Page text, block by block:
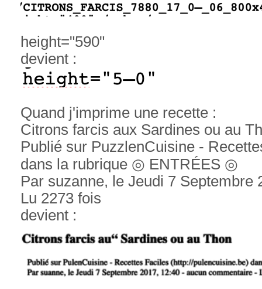
height="590"
devient :
Quand j'imprime une recette :
Citrons farcis aux Sardines ou au
Publié sur PuzzlenCuisine -
dans la rubrique ◎ ENTRÉES ◎
Par suzanne, le Jeudi 7
Lu 2273 fois
devient :